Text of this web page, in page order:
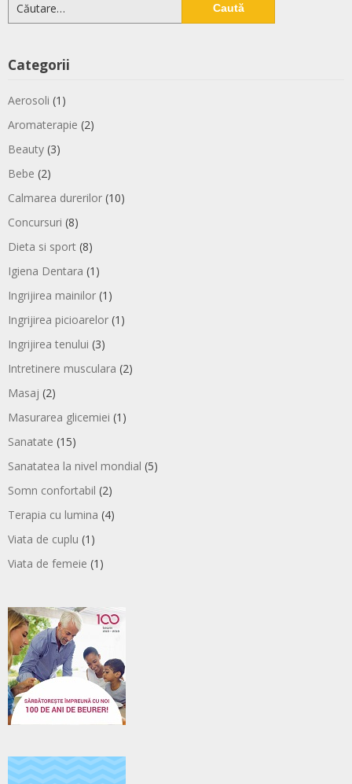
după:
Categorii
Aerosoli (1)
Aromaterapie (2)
Beauty (3)
Bebe (2)
Calmarea durerilor (10)
Concursuri (8)
Dieta si sport (8)
Igiena Dentara (1)
Ingrijirea mainilor (1)
Ingrijirea picioarelor (1)
Ingrijirea tenului (3)
Intretinere musculara (2)
Masaj (2)
Masurarea glicemiei (1)
Sanatate (15)
Sanatatea la nivel mondial (5)
Somn confortabil (2)
Terapia cu lumina (4)
Viata de cuplu (1)
Viata de femeie (1)